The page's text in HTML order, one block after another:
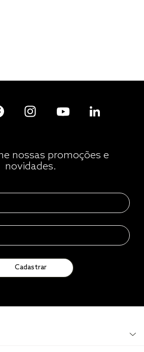
nossas promoções e
novidades.
Cadastrar